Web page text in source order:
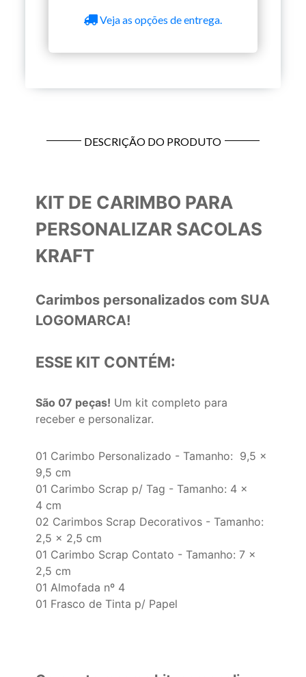
Veja as opções de entrega.
DESCRIÇÃO DO PRODUTO
KIT DE CARIMBO PARA
PERSONALIZAR SACOLAS
KRAFT
Carimbos personalizados com SUA
LOGOMARCA!
ESSE KIT CONTÉM:
São 07 peças! Um kit completo para
receber e personalizar.
01 Carimbo Personalizado - Tamanho: 9,5 x
9,5 cm
01 Carimbo Scrap p/ Tag - Tamanho: 4 x
4 cm
02 Carimbos Scrap Decorativos - Tamanho:
2,5 x 2,5 cm
01 Carimbo Scrap Contato - Tamanho: 7 x
2,5 cm
01 Almofada nº 4
01 Frasco de Tinta p/ Papel